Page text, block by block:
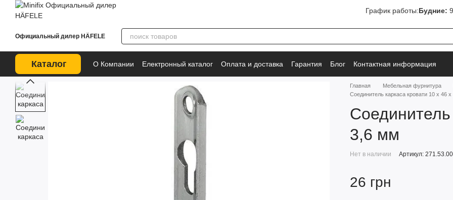
Перейти к основному контенту График работы:Будние:
Официальный дилер HÄFELE
Каталог О Компании Електронный каталог Оплата и доставка Гарантия Блог Контактная информация
Главная Мебельная фурнитура
Соединитель каркаса кровати 10 х 46
Соединитель
3,6 мм
Нет в наличии Артикул:
26 грн